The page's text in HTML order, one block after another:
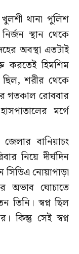
থানা পুলিশ
স্থান থেকে
অবস্থা এতটাই
করতেই হিমশিম
শরীর থেকে
গতকাল রোববার
মর্গে
বানিয়াচং
নিয়ে দীর্ঘদিন
সিডিএ নোয়াপাড়া
অভাব ঘোচাতে
স্বপ্ন ছিল
কিন্তু সেই স্বপ্ন